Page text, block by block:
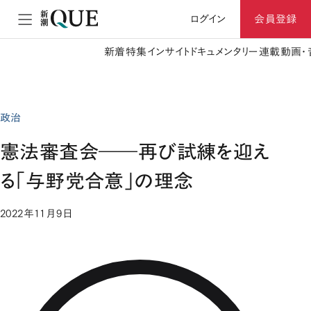
ログイン 会員登録
新着特集 インサイト ドキュメンタリー 連載動画
政治
憲法審査会――再び試練を迎え
る「与野党合意」の理念
2022年11月9日